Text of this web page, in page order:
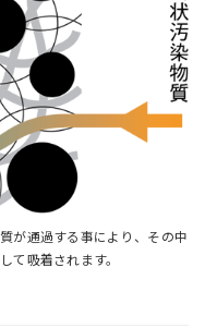
が通過する事により、その中
て吸着されます。